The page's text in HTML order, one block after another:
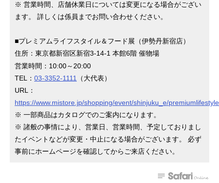
※ 営業時間、店舗休業日については変更になる場合がござい
ます。 詳しくは係員までお問い合わせください。
■プレミアムライフスタイル＆フード展（伊勢丹新宿店）
住所：東京都新宿区新宿3-14-1 本館6階 催物場
営業時間：10:00～20:00
TEL： 03-3352-1111 （大代表）
URL：
https://www.mistore.jp/shopping/event/shinjuku_e/
※ 一部商品はカタログでのご案内になります。
※ 諸般の事情により、営業日、営業時間、予定しておりまし
たイベントなどが変更・中止になる場合がございます。 必ず
事前にホームページを確認してからご来店ください。